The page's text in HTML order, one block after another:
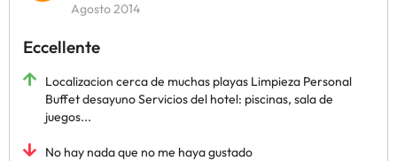
Agosto 2014
Eccellente
Localizacion cerca de muchas playas Limpieza Personal
Buffet desayuno Servicios del hotel: piscinas, sala de
juegos...
No hay nada que no me haya gustado